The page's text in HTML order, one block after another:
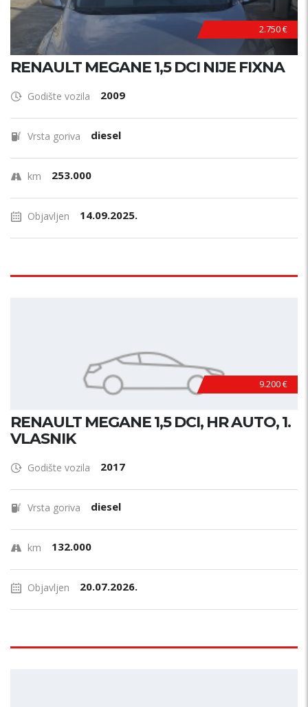
2.750 €
RENAULT MEGANE 1,5 DCI NIJE FIXNA
Godište vozila 2009
Vrsta goriva diesel
km 253.000
Objavljen 14.09.2025.
9.200 €
RENAULT MEGANE 1,5 DCI, HR AUTO, 1.
VLASNIK
Godište vozila 2017
Vrsta goriva diesel
km 132.000
Objavljen 20.07.2026.